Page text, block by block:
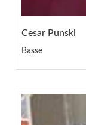
Cesar Punski
Basse